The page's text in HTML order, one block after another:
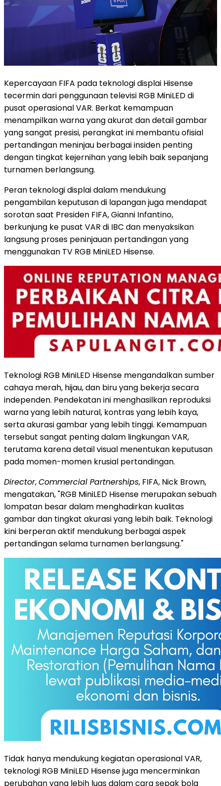
Kepercayaan FIFA pada teknologi displai Hisense
tecermin dari penggunaan televisi RGB MiniLED di
pusat operasional VAR. Berkat kemampuan
menampilkan warna yang akurat dan detail gambar
yang sangat presisi, perangkat ini membantu ofisial
pertandingan meninjau berbagai insiden penting
dengan tingkat kejernihan yang lebih baik sepanjang
turnamen berlangsung.
Peran teknologi displai dalam mendukung
pengambilan keputusan di lapangan juga mendapat
sorotan saat Presiden FIFA, Gianni Infantino,
berkunjung ke pusat VAR di IBC dan menyaksikan
langsung proses peninjauan pertandingan yang
menggunakan TV RGB MiniLED Hisense.
Teknologi RGB MiniLED Hisense mengandalkan sumber
cahaya merah, hijau, dan biru yang bekerja secara
independen. Pendekatan ini menghasilkan reproduksi
warna yang lebih natural, kontras yang lebih kaya,
serta akurasi gambar yang lebih tinggi. Kemampuan
tersebut sangat penting dalam lingkungan VAR,
terutama karena detail visual menentukan keputusan
pada momen-momen krusial pertandingan.
Director,Commercial Partnerships, FIFA, Nick Brown,
mengatakan, "RGB MiniLED Hisense merupakan sebuah
lompatan besar dalam menghadirkan kualitas
gambar dan tingkat akurasi yang lebih baik. Teknologi
kini berperan aktif mendukung berbagai aspek
pertandingan selama turnamen berlangsung."
Tidak hanya mendukung kegiatan operasional VAR,
teknologi RGB MiniLED Hisense juga mencerminkan
perubahan yang lebih luas dalam cara sepak bola